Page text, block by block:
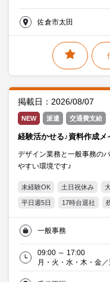
佐倉市太田
掲載日：2026/08/07
NEW 派遣 交通費支給
経験活かせる♪資料作成メ
デザイン業務と一般事務の
やすい環境です♪
未経験OK 土日祝休み
平日週5日 17時台退社
交通費支給 Excel 20代
ミドル(40代)活躍中 エル
働く主婦（夫）活躍中
一般事務
09:00 ～ 17:00
月・火・水・木・金／
日